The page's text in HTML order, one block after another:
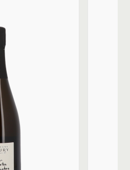
technique à travers des
Pinot Noir. Élevage partiel
solera : La cuvée historique
par Robert Fleury en
cinq, valorise le cépage roi
de réserve élevés en
bouche ample et vineuse qui
saline durable.
se présente comme un
(86 %) et de pinot
une complexité aromatique